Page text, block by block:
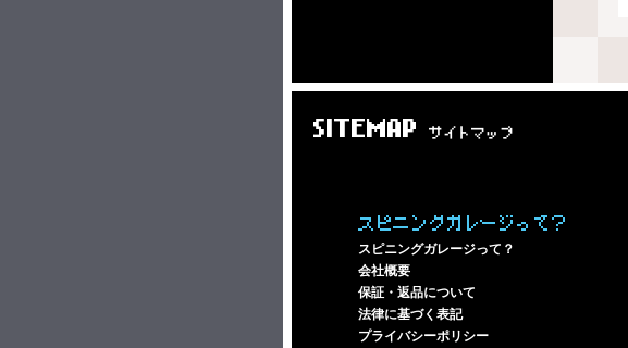
SITEMAP サイトマップ
スピニングガレージって？
スピニングガレージって？
会社概要
保証・返品について
法律に基づく表記
プライバシーポリシー